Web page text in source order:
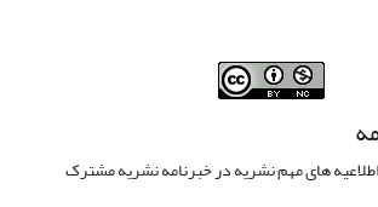
اطلاعیه های مهم نشریه در خبرنامه نشریه مشترک